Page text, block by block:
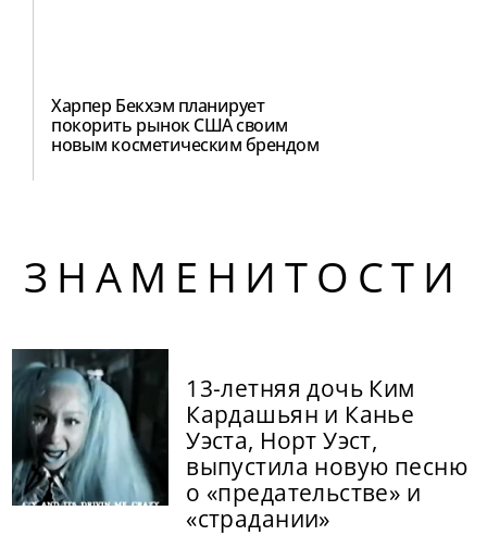
Харпер Бекхэм планирует
покорить рынок США своим
новым косметическим брендом
ЗНАМЕНИТОСТИ
13-летняя дочь Ким
Кардашьян и Канье
Уэста, Норт Уэст,
выпустила новую песню
о «предательстве» и
«страдании»